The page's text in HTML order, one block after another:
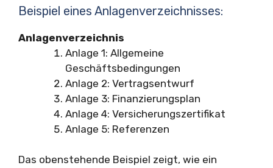
Beispiel eines Anlagenverzeichnisses:
Anlagenverzeichnis
Anlage 1: Allgemeine
Geschäftsbedingungen
Anlage 2: Vertragsentwurf
Anlage 3: Finanzierungsplan
Anlage 4: Versicherungszertifikat
Anlage 5: Referenzen
Das obenstehende Beispiel zeigt, wie ein